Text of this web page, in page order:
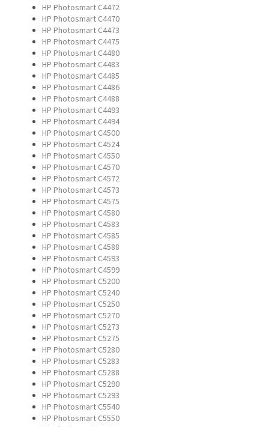
HP Photosmart C4472
HP Photosmart C4470
HP Photosmart C4473
HP Photosmart C4475
HP Photosmart C4480
HP Photosmart C4483
HP Photosmart C4485
HP Photosmart C4486
HP Photosmart C4488
HP Photosmart C4493
HP Photosmart C4494
HP Photosmart C4500
HP Photosmart C4524
HP Photosmart C4550
HP Photosmart C4570
HP Photosmart C4572
HP Photosmart C4573
HP Photosmart C4575
HP Photosmart C4580
HP Photosmart C4583
HP Photosmart C4585
HP Photosmart C4588
HP Photosmart C4593
HP Photosmart C4599
HP Photosmart C5200
HP Photosmart C5240
HP Photosmart C5250
HP Photosmart C5270
HP Photosmart C5273
HP Photosmart C5275
HP Photosmart C5280
HP Photosmart C5283
HP Photosmart C5288
HP Photosmart C5290
HP Photosmart C5293
HP Photosmart C5540
HP Photosmart C5550